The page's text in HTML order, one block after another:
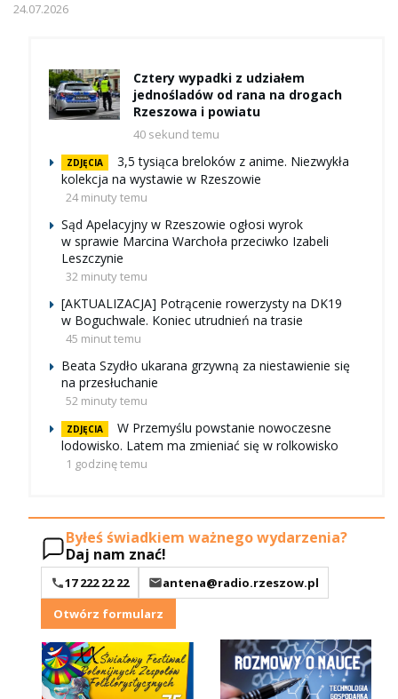
24.07.2026
Cztery wypadki z udziałem
jednośladów od rana na drogach
Rzeszowa i powiatu
40 sekund temu
ZDJĘCIA
3,5 tysiąca breloków z anime. Niezwykła
kolekcja na wystawie w Rzeszowie
24 minuty temu
Sąd Apelacyjny w Rzeszowie ogłosi wyrok
w sprawie Marcina Warchoła przeciwko Izabeli
Leszczynie
32 minuty temu
[AKTUALIZACJA] Potrącenie rowerzysty na DK19
w Boguchwale. Koniec utrudnień na trasie
45 minut temu
Beata Szydło ukarana grzywną za niestawienie się
na przesłuchanie
52 minuty temu
ZDJĘCIA
W Przemyślu powstanie nowoczesne
lodowisko. Latem ma zmieniać się w rolkowisko
1 godzinę temu
Byłeś świadkiem ważnego wydarzenia?
Daj nam znać!
17 222 22 22
antena@radio.rzeszow.pl
Otwórz formularz